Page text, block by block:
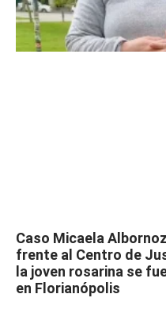
Caso Micaela
frente al Centro de
la joven rosarina se
en Florianópolis